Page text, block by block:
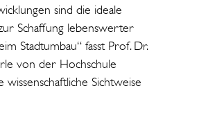
sind die ideale
Schaffung lebenswerter
Stadtumbau“ fasst Prof. Dr.
von der Hochschule
wissenschaftliche Sichtweise